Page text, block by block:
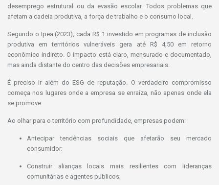
desemprego estrutural ou da evasão escolar. Todos problemas que
afetam a cadeia produtiva, a força de trabalho e o consumo local.
Segundo o Ipea (2023), cada R$ 1 investido em programas de inclusão
produtiva em territórios vulneráveis gera até R$ 4,50 em retorno
econômico indireto. O impacto está claro, mensurado e documentado,
mas ainda distante do centro das decisões empresariais.
É preciso ir além do ESG de reputação. O verdadeiro compromisso
começa nos lugares onde a empresa se enraíza, não apenas onde ela
se promove.
Ao olhar para o território com profundidade, empresas podem:
Antecipar tendências sociais que afetarão seu mercado
consumidor;
Construir alianças locais mais resilientes com lideranças
comunitárias e agentes públicos;